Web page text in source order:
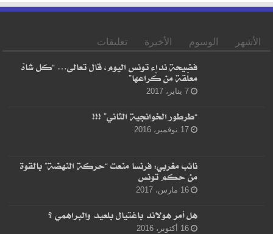
الأشهر الوسوم الأخيرة تعليقات
فضيحة نداء تونس اليوم، قال تعالى… “كل شاهْ
معلّقة من كْراعها”
7 يناير، 2017
“طرطور الخوانجية الثاني” !!!
17 نوفمبر، 2016
نائب مغربي: فرنسا منعت “حركة النهضة” بالقوة
من حكم تونس
16 مارس، 2017
هل أمر هولاند باغتيال بلعيد والبراهمي ؟
16 أكتوبر، 2016